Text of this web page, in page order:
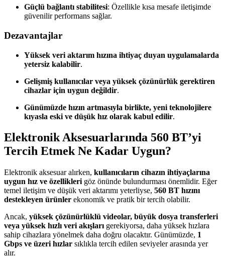
Güçlü bağlantı stabilitesi: Özellikle kısa mesafe iletişimde
güvenilir performans sağlar.
Dezavantajlar
Yüksek veri aktarım hızına ihtiyaç duyan uygulamalarda
yetersiz kalabilir.
Gelişmiş kullanıcılar veya yüksek çözünürlük gerektiren
cihazlar için uygun değildir.
Günümüzde hızın artmasıyla birlikte, yeni teknolojilere
kıyasla eski ve düşük hız olarak kabul edilir.
Elektronik Aksesuarlarında 560 BT’yi
Tercih Etmek Ne Kadar Uygun?
Elektronik aksesuar alırken, kullanıcıların cihazın ihtiyaçlarına
uygun hız ve özellikleri göz önünde bulundurması önemlidir. Eğer
temel iletişim ve düşük veri aktarımı yeterliyse, 560 BT hızını
destekleyen ürünler ekonomik ve pratik bir tercih olabilir.
Ancak, yüksek çözünürlüklü videolar, büyük dosya transferleri
veya yüksek hızlı veri akışları gerekiyorsa, daha yüksek hızlara
sahip cihazlara yönelmek daha doğru olacaktır. Günümüzde, 1
Gbps ve üzeri hızlar sıklıkla tercih edilen seviyeler arasında yer
alır.